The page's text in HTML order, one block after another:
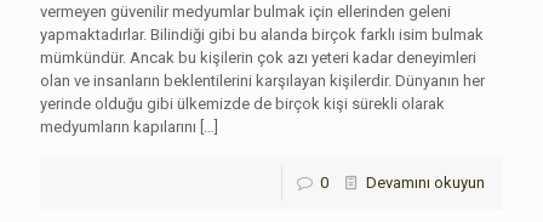
vermeyen güvenilir medyumlar bulmak için ellerinden geleni
yapmaktadırlar. Bilindiği gibi bu alanda birçok farklı isim bulmak
mümkündür. Ancak bu kişilerin çok azı yeteri kadar deneyimleri
olan ve insanların beklentilerini karşılayan kişilerdir. Dünyanın her
yerinde olduğu gibi ülkemizde de birçok kişi sürekli olarak
medyumların kapılarını […]
0 Devamını okuyun